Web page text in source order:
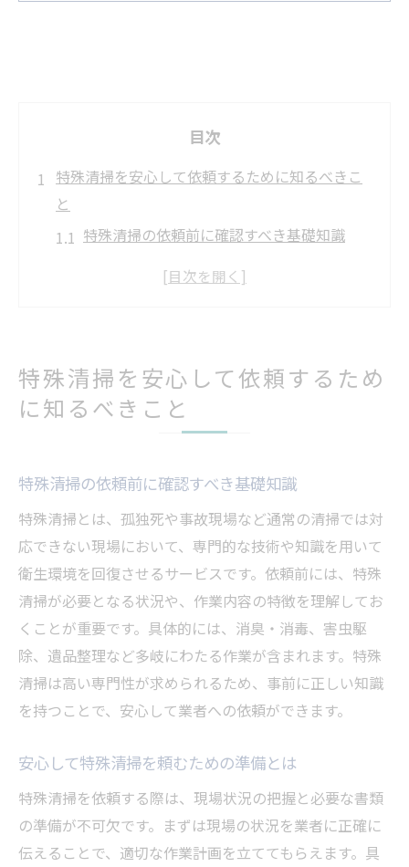
目次
特殊清掃を安心して依頼するために知るべきこ
と
特殊清掃の依頼前に確認すべき基礎知識
安心して特殊清掃を頼むための準備とは
依頼時に押さえておきたい特殊清掃の流れ
大館市で求められる特殊清掃の選び方ガイド
特殊清掃サービス内容の違いを比較しよう
地域密着型の特殊清掃が持つ強みとは
見積もり依頼時に気をつけるポイント
特殊清掃の評判や口コミの活用法
大館市で安心できる特殊清掃の選び方
もしもの時に役立つ特殊清掃の依頼手順
特殊清掃をスムーズに依頼する手順
緊急時でも慌てず特殊清掃を依頼する方法
現地確認から見積もりまでの流れ
依頼後の特殊清掃フォロー内容を解説
万が一の時に備える特殊清掃の準備
信頼できる特殊清掃を見極めるポイント
特殊清掃を安心して依頼するため
に知るべきこと
特殊清掃の依頼前に確認すべき基礎知識
特殊清掃とは、孤独死や事故現場など通常の清掃では対
応できない現場において、専門的な技術や知識を用いて
衛生環境を回復させるサービスです。依頼前には、特殊
清掃が必要となる状況や、作業内容の特徴を理解してお
くことが重要です。具体的には、消臭・消毒、害虫駆
除、遺品整理など多岐にわたる作業が含まれます。特殊
清掃は高い専門性が求められるため、事前に正しい知識
を持つことで、安心して業者への依頼ができます。
安心して特殊清掃を頼むための準備とは
特殊清掃を依頼する際は、現場状況の把握と必要な書類
の準備が不可欠です。まずは現場の状況を業者に正確に
伝えることで、適切な作業計画を立ててもらえます。具